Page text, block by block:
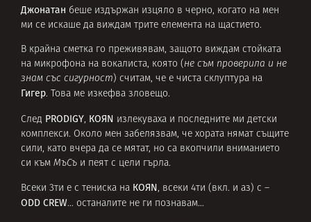
Джонатан беше издържан изцяло в черно, когато на мен
ми се искаше да виждам трите елемента на щастието.
В крайна сметка го преживявам, защото виждам стойката
на микрофона на вокалиста, която (не съм проверила и не
знам със сигурност) считам, че е чиста склуптура на
Гигер. Това ме изкефва зловещо.
След PRODIGY, КОЯN излекуваха и последните ми детски
комплекси. Около мен забелязвам, че хората нямат същите
сили, като вчера да се мятат, но са вкопчили вниманието
си към МъСъ и пеят с цели гърла.
Всеки 3ти е с тениска на КОЯN, всеки 4ти (вкл. и аз) с –
ODD CREW… останалите не ги познавам…